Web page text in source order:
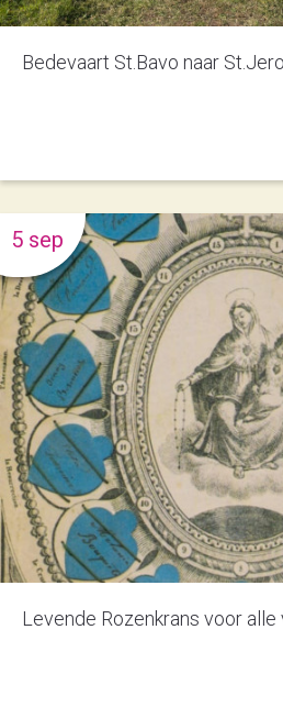
Bedevaart St.Bavo naar
Levende Rozenkrans voor alle
5 sep